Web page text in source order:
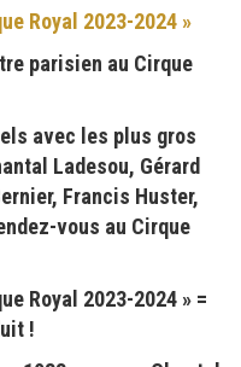
Royal 2023-2024 »
parisien au Cirque
avec les plus gros
Ladesou, Gérard
Francis Huster,
vous au Cirque
Royal 2023-2024 » =
!